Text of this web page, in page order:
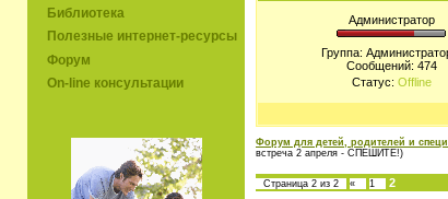
Библиотека
Полезные интернет-ресурсы
Форум
On-line консультации
Администратор
Группа:
Сообщений: 474
Статус: Offline
Форум для детей, родителей и
встреча 2 апреля - СПЕШИТЕ!)
Страница 2 из 2 « 1
2